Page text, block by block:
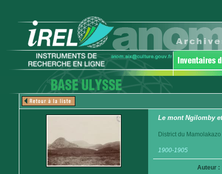
Le mont Ngilomby
District du Mamolakazo
1900-1905
Auteur :